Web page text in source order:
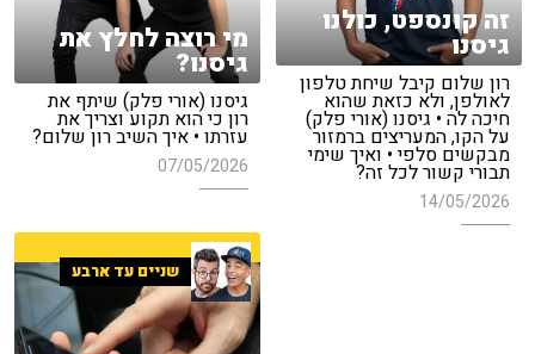
זה קונספט, כולנו
גיסנו
רון שלום קיבל שיחת טלפון
לאולפן, ולא כזאת שהוא
חיכה לה • גיסנו (אורי פלק)
על הקו, המעריצים ברמזור
מבקשים סלפי • ואיך שימי
תבורי קשור לכל זה?
14/05/2026
מי רוצה לחלץ את
גיסנו?
גיסנו (אורי פלק) שיתף את
רון כי הוא תקוע וצריך את
עזרתו • איך השיב רון שלום?
07/05/2026
שניים עד ארבע